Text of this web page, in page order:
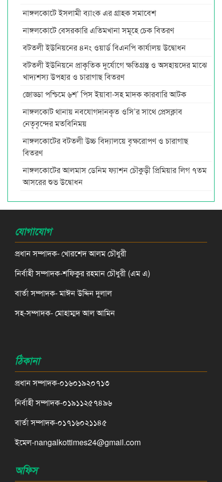
নাঙ্গলকোটে ইসলামী ব্যাংক এর গ্রাহক সমাবেশ
নাঙ্গলকোটে বেসরকারি এতিমখানা সমূহে চেক বিতরণ
বটতলী ইউনিয়নের ৪নং ওয়ার্ড বিএনপি কার্যালয় উদ্বোধন
বটতলী ইউনিয়নে প্রাকৃতিক দুর্যোগে ক্ষতিগ্রস্ত ও অসহায়দের মাঝে
খাদ্যশস্য উপহার ও চারাগাছ বিতরণ
জোড্ডা পশ্চিমে ৬শ’ পিস ইয়াবা-সহ মাদক কারবারি আটক
নাঙ্গলকোট থানায় নবযোগদানকৃত ওসি’র সাথে প্রেসক্লাব
নেতৃবৃন্দের মতবিনিময়
নাঙ্গলকোটের বটতলী উচ্চ বিদ্যালয়ে বৃক্ষরোপণ ও চারাগাছ
বিতরণ
নাঙ্গলকোটের আলমাস ডেনিম ফ্যাশন চৌকুড়ী প্রিমিয়ার লিগ ৭তম
আসরের শুভ উদ্বোধন
যোগাযোগ
প্রধান সম্পাদক- খোরশেদ আলম চৌধুরী
নির্বাহী সম্পাদক-শফিকুর রহমান চৌধুরী (এম এ)
বার্তা সম্পাদক- মাঈন উদ্দিন দুলাল
সহ-সম্পাদক- মোহাম্মদ আল আমিন
ঠিকানা
প্রধান সম্পাদক-০১৬০১৯২০৭১৩
নির্বাহী সম্পাদক-০১৯১১২৫৭৪৯৬
বার্তা সম্পাদক-০১৭১৬০২১১৪৫
ইমেল-nangalkottimes24@gmail.com
অফিস